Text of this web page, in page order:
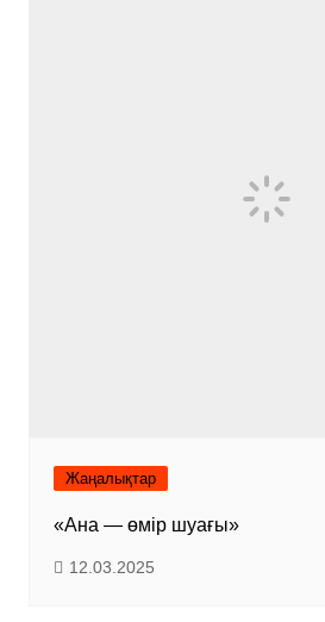
Жаңалықтар
«Ана — өмір шуағы»
12.03.2025